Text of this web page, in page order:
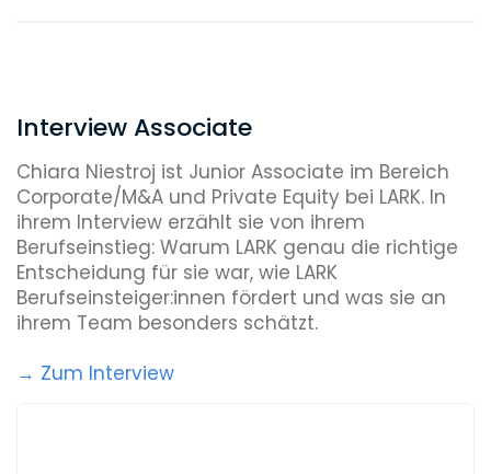
Interview Associate
Chiara Niestroj ist Junior Associate im Bereich
Corporate/M&A und Private Equity bei LARK. In
ihrem Interview erzählt sie von ihrem
Berufseinstieg: Warum LARK genau die richtige
Entscheidung für sie war, wie LARK
Berufseinsteiger:innen fördert und was sie an
ihrem Team besonders schätzt.
→ Zum Interview